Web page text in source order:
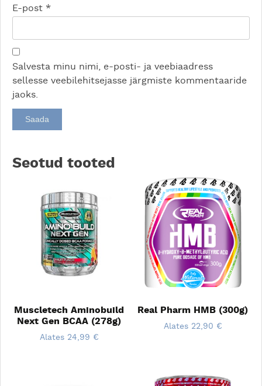
E-post *
Salvesta minu nimi, e-posti- ja veebiaadress
sellesse veebilehitsejasse järgmiste kommentaaride
jaoks.
Seotud tooted
Muscletech Aminobuild
Next Gen BCAA (278g)
Alates 24,99 €
Real Pharm HMB (300g)
Alates 22,90 €